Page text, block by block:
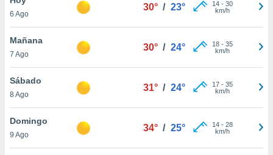
en
más
nuestra
de
6 Ago
30° / 23° 14- 30
km/h
Mañana
7 Ago
30° / 24° 18- 35
km/h
Sábado
8 Ago
31° / 24° 17- 35
km/h
Domingo
9 Ago
34° / 25° 14- 28
km/h